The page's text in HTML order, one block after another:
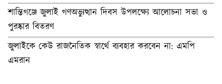
শান্তিগঞ্জে জুলাই গণঅভ্যুত্থান দিবস উপলক্ষ্যে আলোচনা সভা ও
পুরষ্কার বিতরণ
জুলাইকে কেউ রাজনৈতিক স্বার্থে ব্যবহার করবেন না: এমপি
এমরান